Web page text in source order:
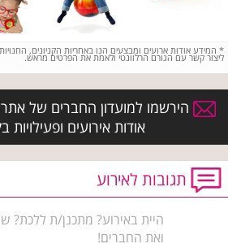
* המידע אודות ארועים ומבצעים הנו באחריות הקניונים,
ליצור קשר עם הגורם הרלוונטי ולאמת את הפרטים מראש.
הירשמו למועדון החברים של אתר
אודות אירועים ופעילויות
תגובות לאירוע
היית באירוע? מתכנן/ת ללכת?
ואת החברים!